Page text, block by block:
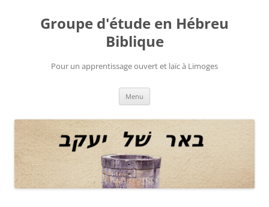
contenuGroupe d'étude en Hébreu
Biblique
Pour un apprentissage ouvert et laïc à Limoges
Menu